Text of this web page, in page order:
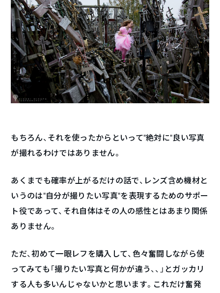
もちろん、それを使ったからといって”絶対に”良い写真
が撮れるわけではありません。
あくまでも確率が上がるだけの話で、レンズ含め機材と
いうのは”自分が撮りたい写真”を表現するためのサポー
ト役であって、それ自体はその人の感性とはあまり関係
ありません。
ただ、初めて一眼レフを購入して、色々奮闘しながら使
ってみても「撮りたい写真と何かが違う、、」とガッカリ
する人も多いんじゃないかと思います。これだけ奮発